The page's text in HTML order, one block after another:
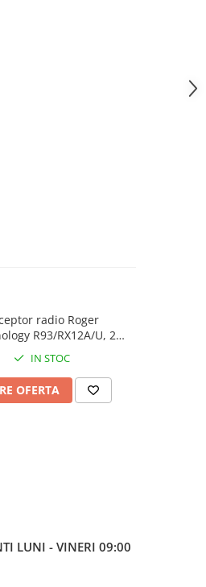
radio Roger
R93/RX12A/U, 2
IN STOC
OFERTA
LUNI - VINERI 09:00